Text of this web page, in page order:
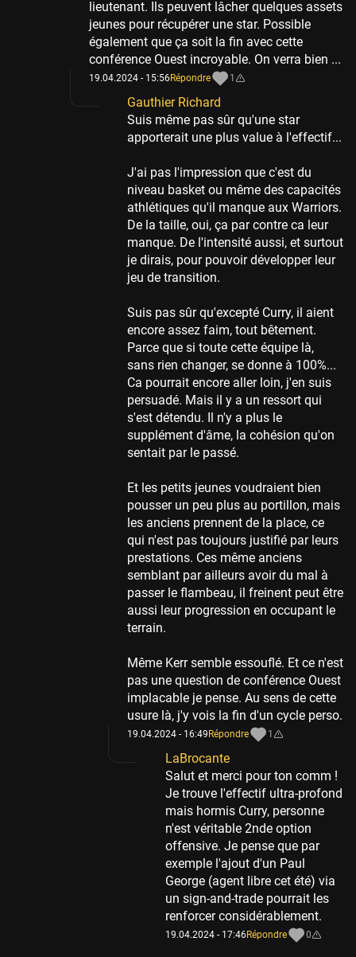
lieutenant. Ils peuvent lâcher quelques assets
jeunes pour récupérer une star. Possible
également que ça soit la fin avec cette
conférence Ouest incroyable. On verra bien ...
19.04.2024 - 15:56Répondre 1
Gauthier Richard
Suis même pas sûr qu'une star
apporterait une plus value à l'effectif...
J'ai pas l'impression que c'est du
niveau basket ou même des capacités
athlétiques qu'il manque aux Warriors.
De la taille, oui, ça par contre ca leur
manque. De l'intensité aussi, et surtout
je dirais, pour pouvoir développer leur
jeu de transition.
Suis pas sûr qu'excepté Curry, il aient
encore assez faim, tout bêtement.
Parce que si toute cette équipe là,
sans rien changer, se donne à 100%...
Ca pourrait encore aller loin, j'en suis
persuadé. Mais il y a un ressort qui
s'est détendu. Il n'y a plus le
supplément d'âme, la cohésion qu'on
sentait par le passé.
Et les petits jeunes voudraient bien
pousser un peu plus au portillon, mais
les anciens prennent de la place, ce
qui n'est pas toujours justifié par leurs
prestations. Ces même anciens
semblant par ailleurs avoir du mal à
passer le flambeau, il freinent peut être
aussi leur progression en occupant le
terrain.
Même Kerr semble essouflé. Et ce n'est
pas une question de conférence Ouest
implacable je pense. Au sens de cette
usure là, j'y vois la fin d'un cycle perso.
19.04.2024 - 16:49 Répondre 1
LaBrocante
Salut et merci pour ton comm !
Je trouve l'effectif ultra-profond
mais hormis Curry, personne
n'est véritable 2nde option
offensive. Je pense que par
exemple l'ajout d'un Paul
George (agent libre cet été) via
un sign-and-trade pourrait les
renforcer considérablement.
19.04.2024 - 17:46Répondre 0